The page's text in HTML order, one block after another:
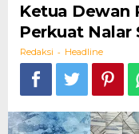
Ketua Dewan
Perkuat Nalar
Redaksi - Headline